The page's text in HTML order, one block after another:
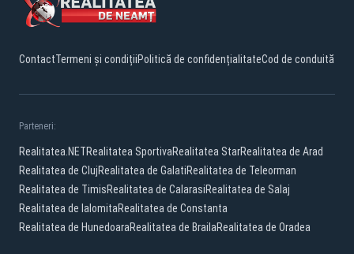
ContactTermeni și condițiiPolitică de confidențialitateCod de conduită
Parteneri:
Realitatea.NETRealitatea SportivaRealitatea StarRealitatea de Arad
Realitatea de ClujRealitatea de GalatiRealitatea de Teleorman
Realitatea de TimisRealitatea de CalarasiRealitatea de Salaj
Realitatea de IalomitaRealitatea de Constanta
Realitatea de HunedoaraRealitatea de BrailaRealitatea de Oradea